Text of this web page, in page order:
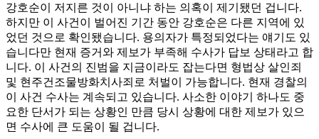
강호순이 저지른 것이 아니냐 하는 의혹이 제기됐던 겁니다.
하지만 이 사건이 벌어진 기간 동안 강호순은 다른 지역에 있
었던 것으로 확인됐습니다. 용의자가 특정되었다는 얘기도 있
습니다만 현재 증거와 제보가 부족해 수사가 답보 상태라고 합
니다. 이 사건의 진범을 지금이라도 잡는다면 형법상 살인죄
및 현주건조물방화치사죄로 처벌이 가능합니다. 현재 경찰의
이 사건 수사는 계속되고 있습니다. 사소한 이야기 하나도 중
요한 단서가 되는 상황인 만큼 당시 상황에 대한 제보가 있으
면 수사에 큰 도움이 될 겁니다.